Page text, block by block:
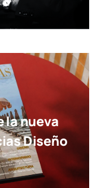
la nueva
Diseño